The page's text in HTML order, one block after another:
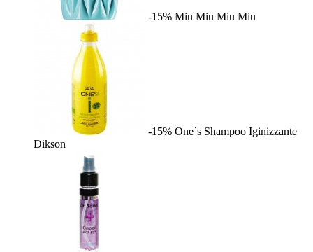
-15% Miu Miu Miu Miu
-15% One`s Shampoo Iginizzante
Dikson